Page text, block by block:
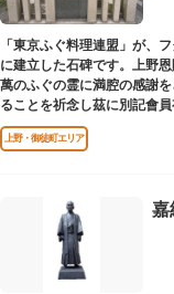
「東京ふぐ料理連盟」が、
に建立した石碑です。上野
萬のふぐの霊に満腔の感謝
ることを祈念し茲に別記會
であります」と刻まれていま
上野・御徒町エリア
嘉